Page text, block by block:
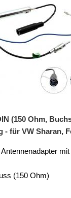
(150 Ohm,
- für VW Sharan,
(150 Ohm)